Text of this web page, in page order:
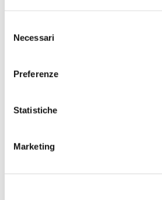
delNecessari
Preferenze
Statistiche
Marketing
Link utili
Prodotti
Media
Distribuzione